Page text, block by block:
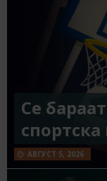
Се
АВГУСТ 5, 2026